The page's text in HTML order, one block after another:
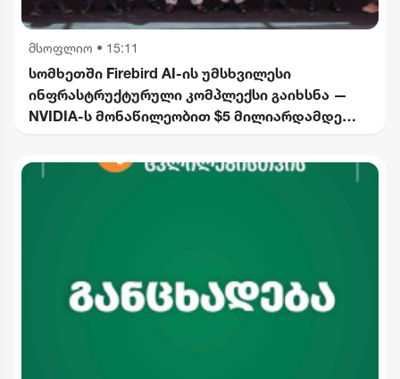
მსოფლიო • 15:11
სომხეთში Firebird AI-ის უმსხვილესი
ინფრასტრუქტურული კომპლექსი გაიხსნა —
NVIDIA-ს მონაწილეობით $5 მილიარდამდე